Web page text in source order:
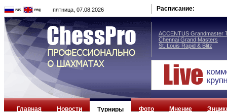
пятница, 07.08.2026 Расписание:
ACCENTUS Grandmaster
Chennai Grand Masters
St. Louis Rapid & Blitz
Главная Новости Турниры Фото Мнение